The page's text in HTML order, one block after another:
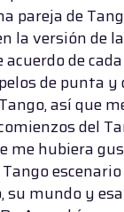
pareja de
la versión de
de
de punta y
así que
del
me hubiera
su mundo y